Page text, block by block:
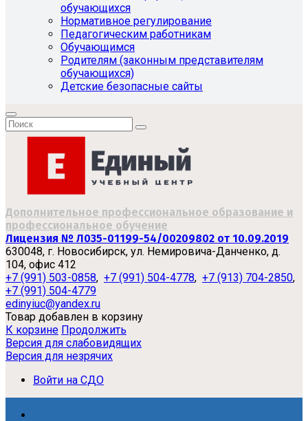
обучающихся
Нормативное регулирование
Педагогическим работникам
Обучающимся
Родителям (законным представителям
обучающихся)
Детские безопасные сайты
Дополнительное профессиональное образование и
профессиональное обучение
Лицензия № Л035-01199-54/00209802 от 10.09.2019
630048, г. Новосибирск, ул. Немировича-Данченко, д.
104, офис 412
+7 (991) 503-0858, +7 (991) 504-4778, +7 (913) 704-2850,
+7 (991) 504-4779
edinyiuc@yandex.ru
Товар добавлен в корзину
К корзине Продолжить
Версия для слабовидящих
Версия для незрячих
Войти на СДО